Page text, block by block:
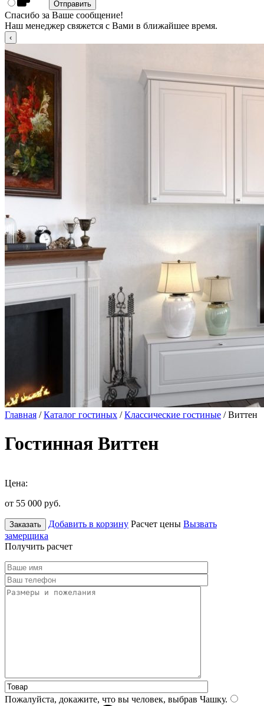
Спасибо за Ваше сообщение!
Наш менеджер свяжется с Вами в ближайшее время.
Главная /Каталог гостиных /Классические гостиные / Виттен
Гостинная Виттен
Цена:
от 55 000 руб.
Заказать Добавить в корзину Расчет цены Вызвать
замерщика
Получить расчет
Пожалуйста, докажите, что вы человек, выбрав Чашку.